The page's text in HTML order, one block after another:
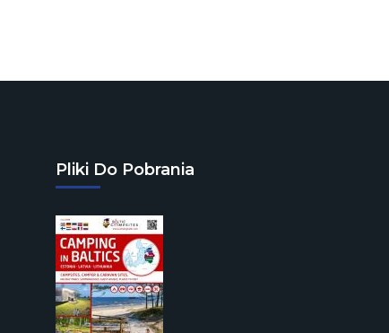
Pliki Do Pobrania